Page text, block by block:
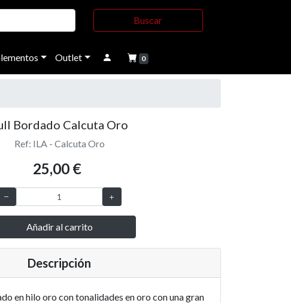
Buscar
Outlet 0
Bordado Calcuta Oro
Ref: ILA - Calcuta Oro
25,00 €
Añadir al carrito
Descripción
en hilo oro con tonalidades en oro con una gran